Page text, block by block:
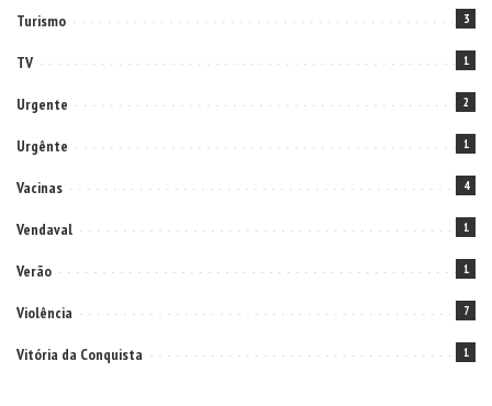
Turismo 3
TV 1
Urgente 2
Urgênte 1
Vacinas 4
Vendaval 1
Verão 1
Violência 7
Vitória da Conquista 1